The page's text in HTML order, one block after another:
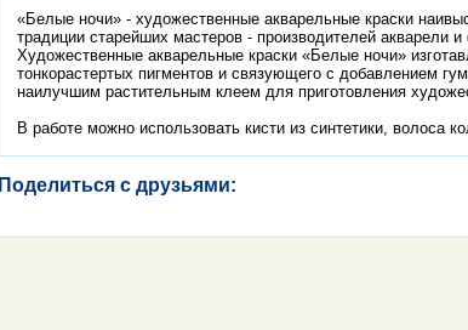
«Белые ночи» - художественные акварельные краски
традиции старейших мастеров - производителей акварели
Художественные акварельные краски «Белые ночи»
тонкорастертых пигментов и связующего с добавлением
наилучшим растительным клеем для приготовления
В работе можно использовать кисти из синтетики, волоса
Поделиться с друзьями: